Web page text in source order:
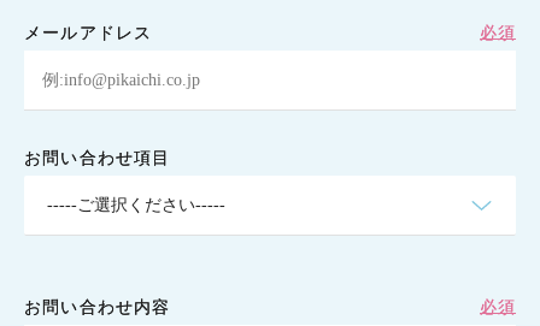
メールアドレス 必須
お問い合わせ項目
お問い合わせ内容 必須